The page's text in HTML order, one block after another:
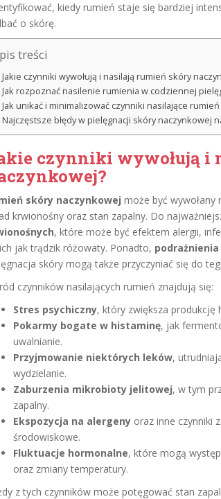
kiedy rumień staje się bardziej
o skórę.
treści
Jakie czynniki wywołują i nasilają rumień skóry
Jak rozpoznać nasilenie rumienia w codziennej
Jak unikać i minimalizować czynniki nasilające
Najczęstsze błędy w pielęgnacji skóry naczynkowej
czynniki wywołują i
skóry naczynkowej może być wywołany
krwionośny oraz stan zapalny. Do
, które może być efektem alergii,
jak trądzik różowaty. Ponadto,
skóry mogą także przyczyniać się do
czynników nasilających rumień znajdują się:
Stres psychiczny, który zwiększa produkcję
Pokarmy bogate w histaminę, jak
uwalnianie.
Przyjmowanie niektórych leków,
wydzielanie.
Zaburzenia mikrobioty jelitowej, w tym
zapalny.
Ekspozycja na alergeny oraz inne czynniki
środowiskowe.
Fluktuacje hormonalne, które mogą
oraz zmiany temperatury.
z tych czynników może potęgować stan